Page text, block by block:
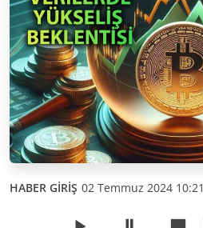
HABER GİRİŞ 02 Temmuz 2024 10:21